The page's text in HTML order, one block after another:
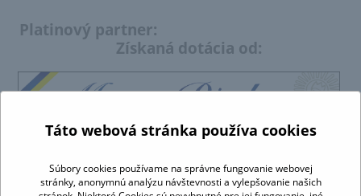
Platinový partner:
Získaná dotácia od:
Táto webová stránka používa cookies
Súbory cookies používame na správne fungovanie webovej
stránky, anonymnú analýzu návštevnosti a vylepšovanie našich